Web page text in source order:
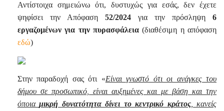
Αντίστοιχα σημειώνω ότι, δυστυχώς για εσάς, δεν έχετε
ψηφίσει την Απόφαση 52/2024 για την πρόσληψη 6
εργαζομένων για την πυρασφάλεια (διαθέσιμη η απόφαση
εδώ)
Στην παραδοχή σας ότι «Είναι γνωστό ότι οι ανάγκες του
δήμου σε προσωπικό, είναι αυξημένες και με βάση και την
όποιαμικρή δυνατότητα δίνει το κεντρικό κράτος, κανείς